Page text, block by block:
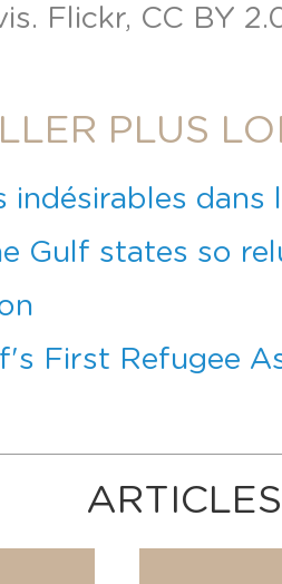
. Flickr, CC BY
PLUS
indésirables
Gulf states so
First Refugee